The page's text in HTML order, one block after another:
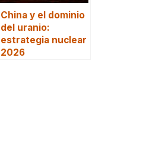
China y el dominio
del uranio:
estrategia nuclear
2026